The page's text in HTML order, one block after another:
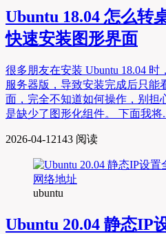
Ubuntu 18.04 怎么转
快速安装图形界面
很多朋友在安装 Ubuntu 18.04 时
服务器版，导致安装完成后只能
面，完全不知道如何操作，别担
是缺少了图形化组件。 下面我将
2026-04-12143 阅读
ubuntu
Ubuntu 20.04 静态IP